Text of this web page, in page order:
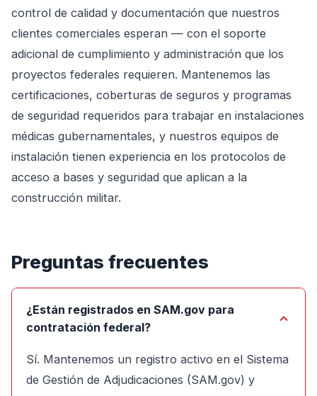
control de calidad y documentación que nuestros
clientes comerciales esperan — con el soporte
adicional de cumplimiento y administración que los
proyectos federales requieren. Mantenemos las
certificaciones, coberturas de seguros y programas
de seguridad requeridos para trabajar en instalaciones
médicas gubernamentales, y nuestros equipos de
instalación tienen experiencia en los protocolos de
acceso a bases y seguridad que aplican a la
construcción militar.
Preguntas frecuentes
¿Están registrados en SAM.gov para
contratación federal?
Sí. Mantenemos un registro activo en el Sistema
de Gestión de Adjudicaciones (SAM.gov) y